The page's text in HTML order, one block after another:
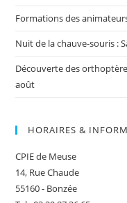
Formations des
Nuit de la chauve-souris :
Découverte des
août
HORAIRES &
CPIE de Meuse
14, Rue Chaude
55160 - Bonzée